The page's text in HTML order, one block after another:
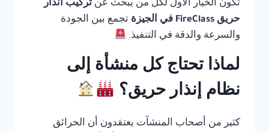
تكون الخيار الأول لكل من يبحث عن تركيب انذار
حريق FireClass في الجيزة
تجمع بين الجودة
والسرعة والدقة في التنفيذ.
لماذا تحتاج كل منشأة إلى
نظام إنذار حريق؟
كثير من أصحاب المنشآت يعتقدون أن الحرائق